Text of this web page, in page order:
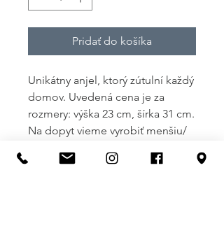
Pridať do košíka
Unikátny anjel, ktorý zútulní každý
domov. Uvedená cena je za
rozmery: výška 23 cm, šírka 31 cm.
Na dopyt vieme vyrobiť menšiu/